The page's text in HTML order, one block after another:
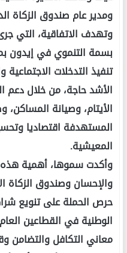
ومدير عام صندوق الزكاة
وتهدف الاتفاقية، التي
بسمة التنموي في إيدون
تنفيذ التدخلات
الأشد حاجة، من خلال دعم
الأيتام، وصيانة
المستهدفة اقتصاديا
المعيشية.
وأكدت سموها، أهمية هذه
والإحسان وصندوق الزكاة
حرص الحملة على تنويع
الوطنية في القطاعين
معاني التكافل والتضامن